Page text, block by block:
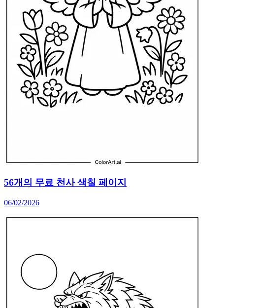
56개의 무료 천사 색칠 페이지
06/02/2026